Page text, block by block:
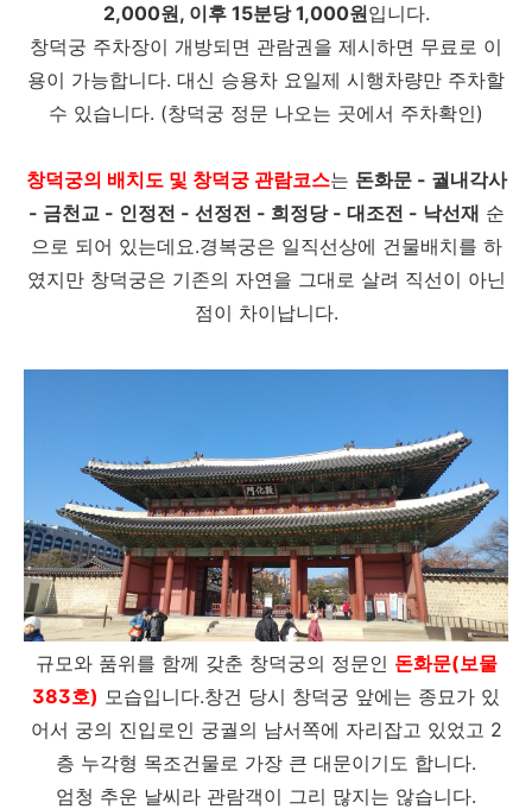
2,000원, 이후 15분당 1,000원입니다.
창덕궁 주차장이 개방되면 관람권을 제시하면 무료로 이
용이 가능합니다. 대신 승용차 요일제 시행차량만 주차할
수 있습니다. (창덕궁 정문 나오는 곳에서 주차확인)
창덕궁의 배치도 및 창덕궁 관람코스는 돈화문 - 궐내각사
- 금천교 - 인정전 - 선정전 - 희정당 - 대조전 - 낙선재 순
으로 되어 있는데요.경복궁은 일직선상에 건물배치를 하
였지만 창덕궁은 기존의 자연을 그대로 살려 직선이 아닌
점이 차이납니다.
규모와 품위를 함께 갖춘 창덕궁의 정문인 돈화문(보물
383호) 모습입니다.창건 당시 창덕궁 앞에는 종묘가 있
어서 궁의 진입로인 궁궐의 남서쪽에 자리잡고 있었고 2
층 누각형 목조건물로 가장 큰 대문이기도 합니다.
엄청 추운 날씨라 관람객이 그리 많지는 않습니다.